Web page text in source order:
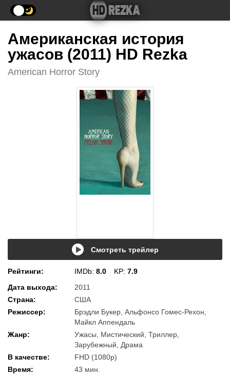
Американская история
ужасов (2011) HD Rezka
American Horror Story
Смотреть трейлер
Рейтинги: IMDb: 8.0 KP: 7.9
Дата выхода:
2011
Страна:
США
Режиссер:
Брэдли Букер, Альфонсо Гомес-Рехон,
Майкл Аппендаль
Жанр:
Ужасы, Мистический, Триллер,
Зарубежный, Драма
В качестве:
FHD (1080p)
Время:
43 мин.